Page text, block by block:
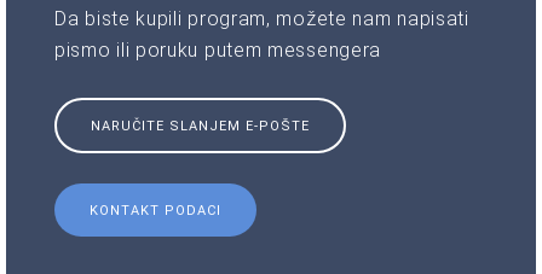
Da biste kupili program, možete nam napisati
pismo ili poruku putem messengera
NARUČITE SLANJEM E-POŠTE
KONTAKT PODACI